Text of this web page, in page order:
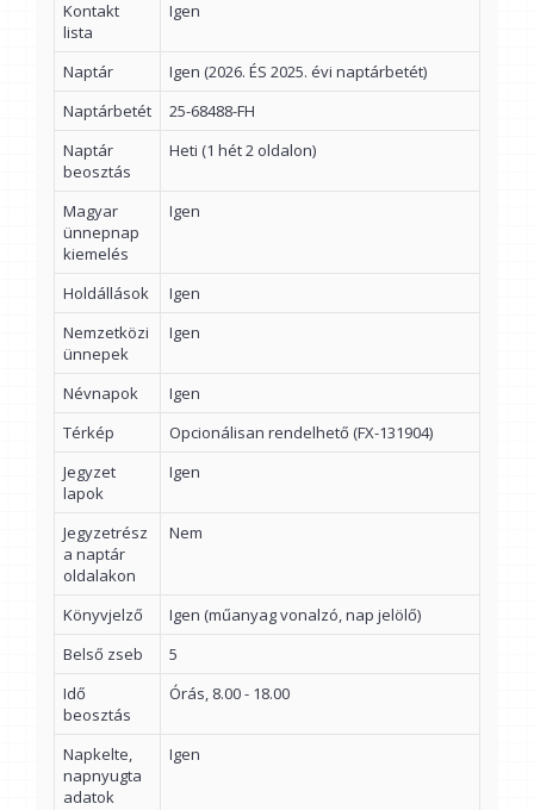
Kontakt
lista
Igen
Naptár
Igen (2026. ÉS 2025. évi naptárbetét)
Naptárbetét
25-68488-FH
Naptár
beosztás
Heti (1 hét 2 oldalon)
Magyar
ünnepnap
kiemelés
Igen
Holdállások
Igen
Nemzetközi
ünnepek
Igen
Névnapok
Igen
Térkép
Opcionálisan rendelhető (FX-131904)
Jegyzet
lapok
Igen
Jegyzetrész
a naptár
oldalakon
Nem
Könyvjelző
Igen (műanyag vonalzó, nap jelölő)
Belső zseb
5
Idő
beosztás
Órás, 8.00 - 18.00
Napkelte,
napnyugta
adatok
Igen